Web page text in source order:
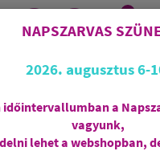
SZÜNET: 2026. augusztus
feldolgozni őket.
i
0
NAPSZARVAS
2026. augusztus 6-
időintervallumban a
vagyunk,
lehet a webshopban,